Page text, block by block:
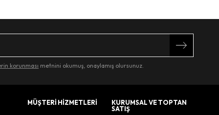
korunması metnini okumuş, onaylamış olursunuz.
MÜŞTERİ HİZMETLERİ
KURUMSAL VE TOPTAN
SATIŞ